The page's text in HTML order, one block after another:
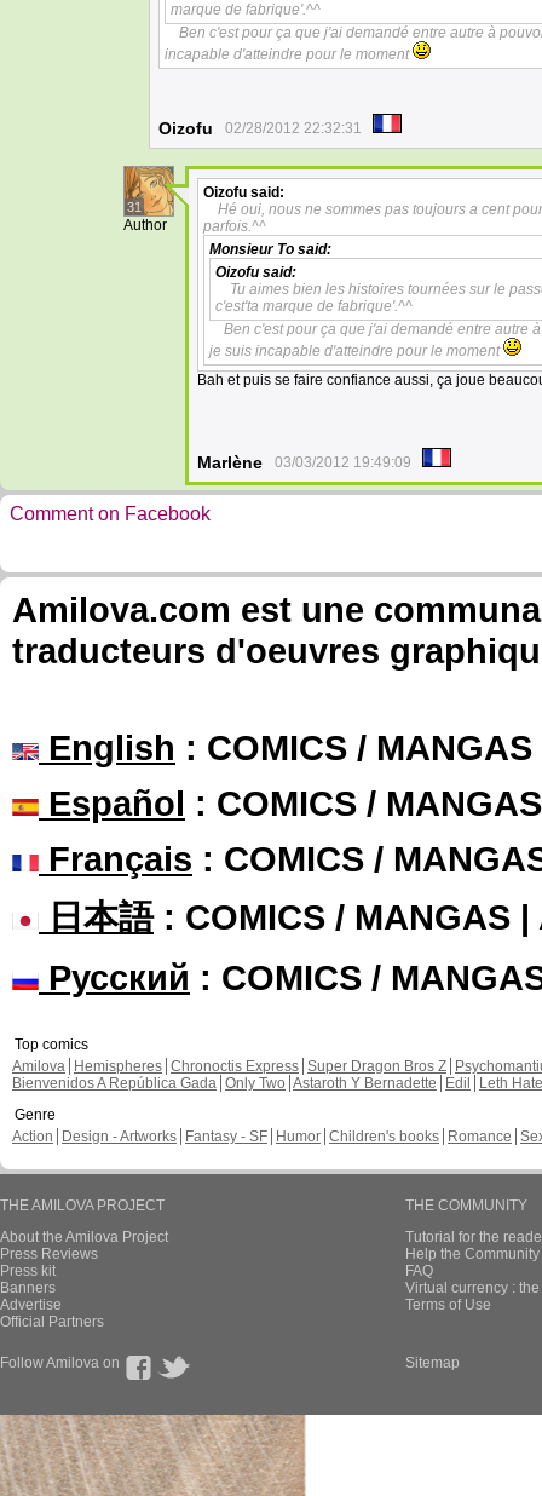
marque de fabrique'.^^
Ben c'est pour ça que j'ai demandé entre autre à
incapable d'atteindre pour le moment
Oizofu 02/28/2012 22:32:31
31
Author
Oizofu said:
Hé oui, nous ne sommes pas toujours a cent
parfois.^^
Monsieur To said:
Oizofu said:
Tu aimes bien les histoires tournées sur le
c'est'ta marque de fabrique'.^^
Ben c'est pour ça que j'ai demandé entre autre
je suis incapable d'atteindre pour le moment
Bah et puis se faire confiance aussi, ça joue
Marlène 03/03/2012 19:49:09
Comment on Facebook
Amilova.com est une
traducteurs d'oeuvres
English : COMICS /
Español : COMICS /
Français : COMICS /
日本語: COMICS / MANGAS |
Русский : COMICS /
Top comics
Amilova
Hemispheres Chronoctis Express Super Dragon Bros Z
Bienvenidos A República Gada Only Two Astaroth Y Bernadette Edil
Leth Hate
Genre
Action
Design - Artworks Fantasy - SF Humor Children's books Romance
THE AMILOVA PROJECT
About the Amilova Project
Press Reviews
Press kit
Banners
Advertise
Official Partners
THE COMMUNITY
Tutorial for the
Help the
FAQ
Virtual currency :
Terms of Use
Follow Amilova on Sitemap